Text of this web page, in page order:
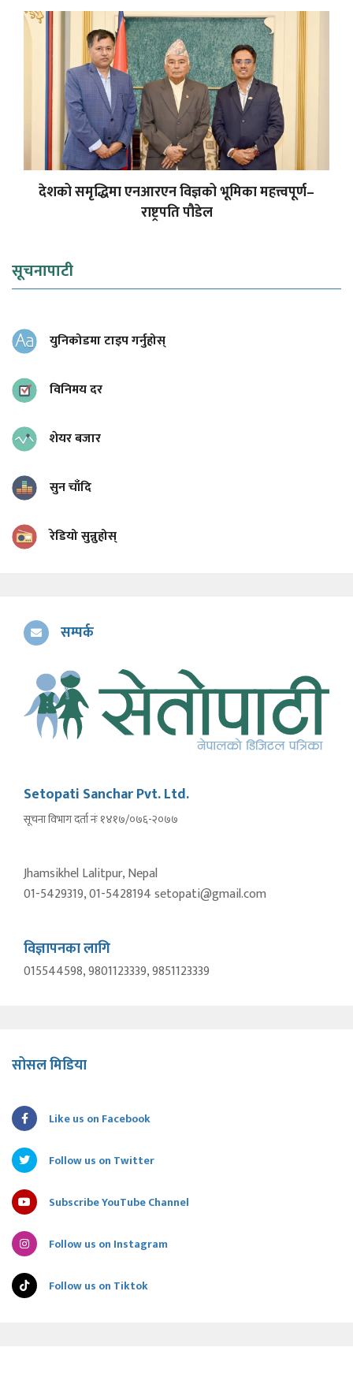
देशको समृद्धिमा एनआरएन विज्ञको भूमिका महत्त्वपूर्ण–
राष्ट्रपति पौडेल
सूचनापाटी
युनिकोडमा टाइप गर्नुहोस्
विनिमय दर
शेयर बजार
सुन चाँदि
रेडियो सुन्नुहोस्
सम्पर्क
Setopati Sanchar Pvt. Ltd.
सूचना विभाग दर्ता नंः १४१७/०७६-२०७७
Jhamsikhel Lalitpur, Nepal
01-5429319, 01-5428194 setopati@gmail.com
विज्ञापनका लागि
015544598, 9801123339, 9851123339
सोसल मिडिया
Like us on Facebook
Follow us on Twitter
Subscribe YouTube Channel
Follow us on Instagram
Follow us on Tiktok